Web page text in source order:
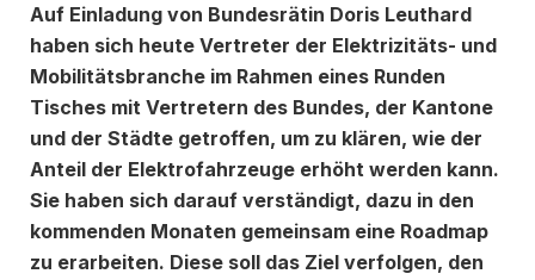
Auf Einladung von Bundesrätin Doris Leuthard
haben sich heute Vertreter der Elektrizitäts- und
Mobilitätsbranche im Rahmen eines Runden
Tisches mit Vertretern des Bundes, der Kantone
und der Städte getroffen, um zu klären, wie der
Anteil der Elektrofahrzeuge erhöht werden kann.
Sie haben sich darauf verständigt, dazu in den
kommenden Monaten gemeinsam eine Roadmap
zu erarbeiten. Diese soll das Ziel verfolgen, den